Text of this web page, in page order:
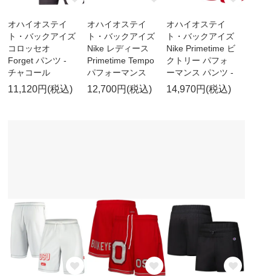
オハイオステイ
ト・バックアイズ
コロッセオ
Forget パンツ -
チャコール
11,120円(税込)
オハイオステイ
ト・バックアイズ
Nike レディース
Primetime Tempo
パフォーマンス
12,700円(税込)
オハイオステイ
ト・バックアイズ
Nike Primetime ビ
クトリー パフォ
ーマンス パンツ -
14,970円(税込)